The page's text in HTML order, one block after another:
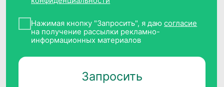
129075, г. Москва, Мурманский проезд,
комната 36
Телефон
+7 (495) 782 38 60
Почта
info@cleverdata.ru